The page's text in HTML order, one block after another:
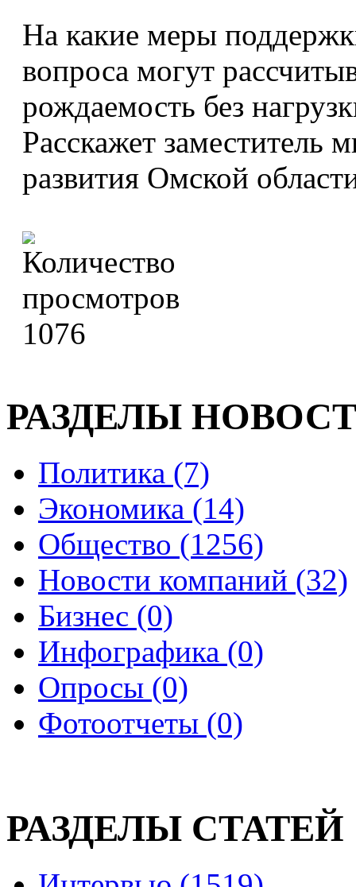
На какие меры
вопроса могут
рождаемость без
Расскажет заместитель
развития Омской
1076
РАЗДЕЛЫ
Политика (7)
Экономика (14)
Общество (1256)
Новости компаний (32)
Бизнес (0)
Инфографика (0)
Опросы (0)
Фотоотчеты (0)
РАЗДЕЛЫ СТАТЕЙ